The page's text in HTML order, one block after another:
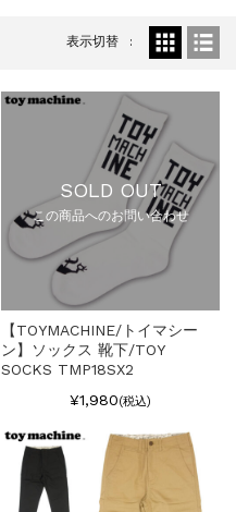
表示切替
SOLD OUT
この商品へのお問い合わせ
【TOYMACHINE/トイマシー
ン】ソックス 靴下/TOY
SOCKS TMP18SX2
¥1,980(税込)